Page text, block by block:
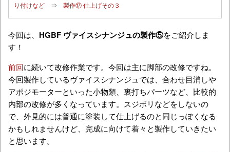
り付けなど ⇒ 製作⑰ 仕上げその３
今回は、 HGBF ヴァイスシナンジュの製作⑤をご紹介しま
す！
前回に続いて改修作業です。今回は主に脚部の改修ですね。
今回製作しているヴァイスシナンジュでは、合わせ目消しや
アポジモーターといった小物類、裏打ちパーツなど、比較的
内部の改修が多くなっています。スジボリなどをしないの
で、外見的には普通に塗装して仕上げるのと同じっぽくなる
かもしれませんけど、完成に向けて着々と製作していきたい
と思います。